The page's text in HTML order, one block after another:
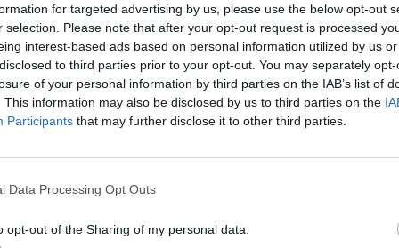
for targeted advertising by us, please use the below opt-out
selection. Please note that after your opt-out request is processed
interest-based ads based on personal information utilized by us
to third parties prior to your opt-out. You may separately
of your personal information by third parties on the IAB’s list of
This information may also be disclosed by us to third parties on the
Participants that may further disclose it to other third parties.
Data Processing Opt Outs
opt-out of the Sharing of my personal data.
em relação à responsabilidade de
em Évora.
demissões dos membros da administração aos
Paula Martins e Joaquim Miranda Sarmento,
Rui Gomes Fialho, com António Henrique
vogais executivos, enquanto Maria Rebocho
a Área dos Cuidados de Saúde Primários e